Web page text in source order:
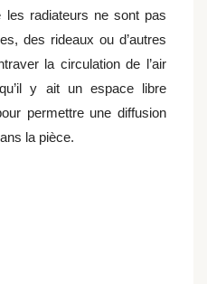
les radiateurs ne sont pas
des rideaux ou d’autres
la circulation de l’air
y ait un espace libre
permettre une diffusion
la pièce.